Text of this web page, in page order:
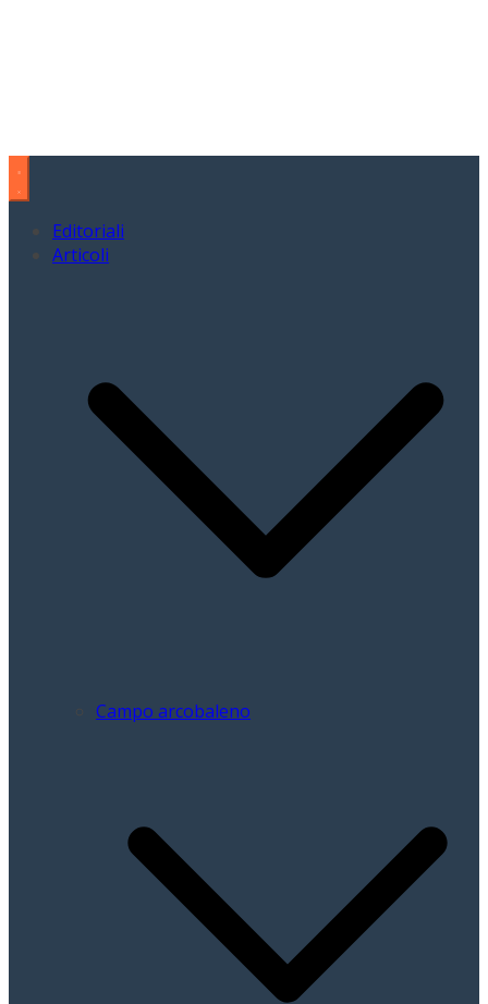
Editoriali
Articoli
Campo arcobaleno